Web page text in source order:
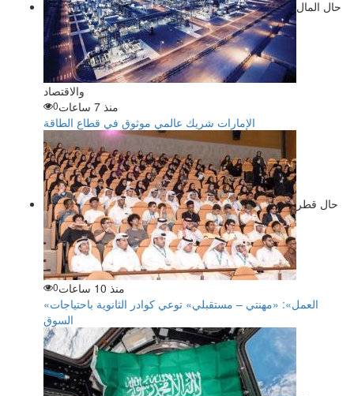
حال المال
والاقتصاد
منذ 7 ساعات
0
الإمارات شريك عالمي موثوق في قطاع الطاقة
حال قطر
منذ 10 ساعات 0
«العمل»: «مهنتي – مستقبلي» توعي كوادر الثانوية باحتياجات
السوق